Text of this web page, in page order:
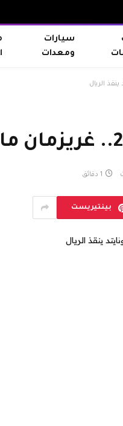
سيارات
ومعدات
1 دقائق
بينتيريست